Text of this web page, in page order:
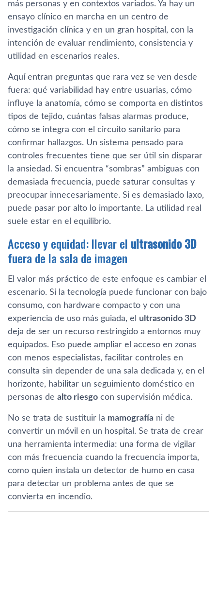
más personas y en contextos variados. Ya hay un
ensayo clínico en marcha en un centro de
investigación clínica y en un gran hospital, con la
intención de evaluar rendimiento, consistencia y
utilidad en escenarios reales.
Aquí entran preguntas que rara vez se ven desde
fuera: qué variabilidad hay entre usuarias, cómo
influye la anatomía, cómo se comporta en distintos
tipos de tejido, cuántas falsas alarmas produce,
cómo se integra con el circuito sanitario para
confirmar hallazgos. Un sistema pensado para
controles frecuentes tiene que ser útil sin disparar
la ansiedad. Si encuentra “sombras” ambiguas con
demasiada frecuencia, puede saturar consultas y
preocupar innecesariamente. Si es demasiado laxo,
puede pasar por alto lo importante. La utilidad real
suele estar en el equilibrio.
Acceso y equidad: llevar el ultrasonido 3D
fuera de la sala de imagen
El valor más práctico de este enfoque es cambiar el
escenario. Si la tecnología puede funcionar con bajo
consumo, con hardware compacto y con una
experiencia de uso más guiada, el ultrasonido 3D
deja de ser un recurso restringido a entornos muy
equipados. Eso puede ampliar el acceso en zonas
con menos especialistas, facilitar controles en
consulta sin depender de una sala dedicada y, en el
horizonte, habilitar un seguimiento doméstico en
personas de alto riesgo con supervisión médica.
No se trata de sustituir la mamografía ni de
convertir un móvil en un hospital. Se trata de crear
una herramienta intermedia: una forma de vigilar
con más frecuencia cuando la frecuencia importa,
como quien instala un detector de humo en casa
para detectar un problema antes de que se
convierta en incendio.